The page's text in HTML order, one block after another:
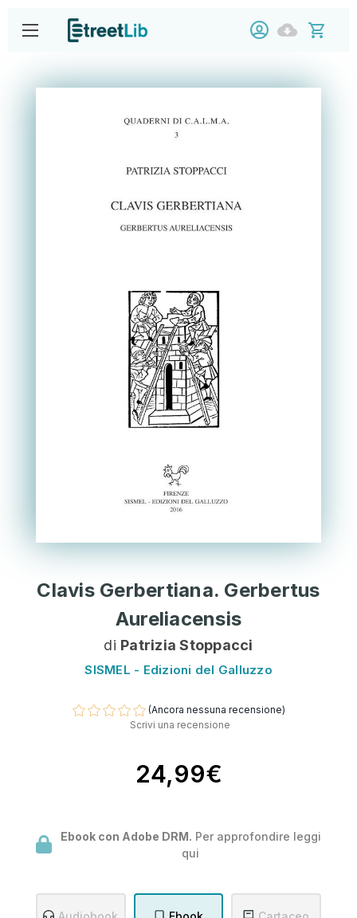
Clavis Gerbertiana. Gerbertus
Aureliacensis
di Patrizia Stoppacci
SISMEL - Edizioni del Galluzzo
(Ancora nessuna recensione)
Scrivi una recensione
24,99€
Ebook con Adobe DRM. Per approfondire leggi
qui